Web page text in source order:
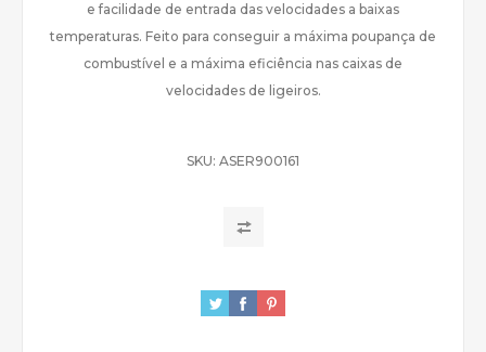
e facilidade de entrada das velocidades a baixas
temperaturas. Feito para conseguir a máxima poupança de
combustível e a máxima eficiência nas caixas de
velocidades de ligeiros.
SKU: ASER900161